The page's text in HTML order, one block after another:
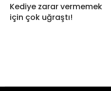
Kediye zarar vermemek
için çok uğraştı!